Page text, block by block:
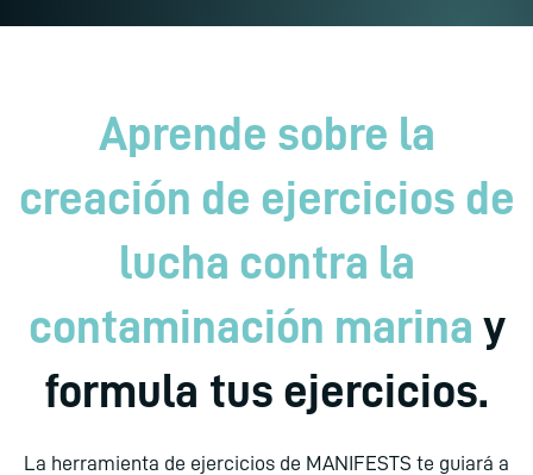
Aprende sobre la
creación de ejercicios de
lucha contra la
contaminación marina y
formula tus ejercicios.
La herramienta de ejercicios de MANIFESTS te guiará a